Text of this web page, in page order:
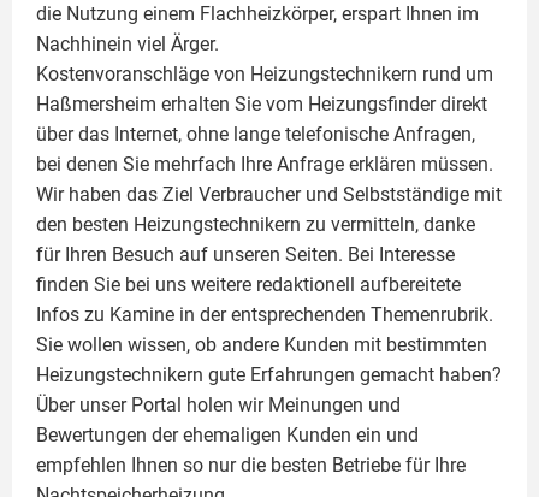
die Nutzung einem Flachheizkörper, erspart Ihnen im
Nachhinein viel Ärger.
Kostenvoranschläge von Heizungstechnikern rund um
Haßmersheim erhalten Sie vom Heizungsfinder direkt
über das Internet, ohne lange telefonische Anfragen,
bei denen Sie mehrfach Ihre Anfrage erklären müssen.
Wir haben das Ziel Verbraucher und Selbstständige mit
den besten Heizungstechnikern zu vermitteln, danke
für Ihren Besuch auf unseren Seiten. Bei Interesse
finden Sie bei uns weitere redaktionell aufbereitete
Infos zu Kamine in der entsprechenden Themenrubrik.
Sie wollen wissen, ob andere Kunden mit bestimmten
Heizungstechnikern gute Erfahrungen gemacht haben?
Über unser Portal holen wir Meinungen und
Bewertungen der ehemaligen Kunden ein und
empfehlen Ihnen so nur die besten Betriebe für Ihre